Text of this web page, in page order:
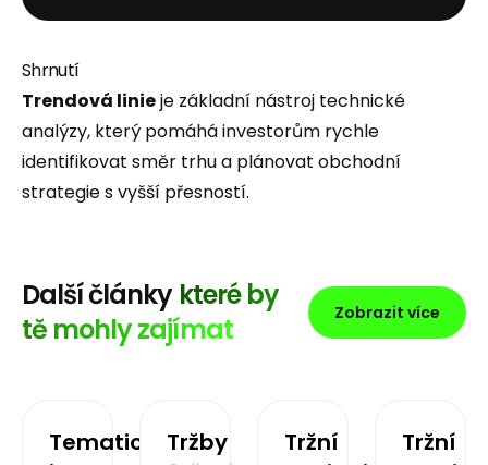
Shrnutí
Trendová linieje základní nástroj technické
analýzy, který pomáhá investorům rychle
identifikovat směr trhu a plánovat obchodní
strategie s vyšší přesností.
Další články které by
tě mohly zajímat
Zobrazit více
TematickéTržby
Tržní
Tržní